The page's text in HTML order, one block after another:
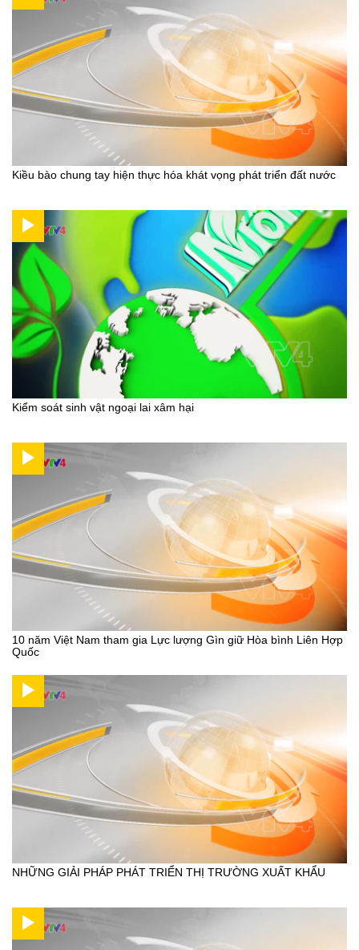
Kiều bào chung tay hiện thực hóa khát vọng phát triển đất nước
Kiểm soát sinh vật ngoại lai xâm hại
10 năm Việt Nam tham gia Lực lượng Gìn giữ Hòa bình Liên Hợp
Quốc
NHỮNG GIẢI PHÁP PHÁT TRIỂN THỊ TRƯỜNG XUẤT KHẨU